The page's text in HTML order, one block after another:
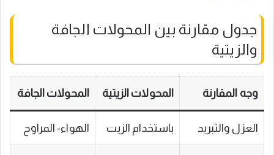
جدول مقارنة بين المحولات الجافة
والزيتية
وجه المقارنة المحولات الزيتية المحولات الجافة
العزل والتبريد باستخدام الزيت الهواء- المراوح